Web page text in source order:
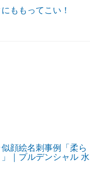
ももってこい！
顔絵名刺事例「柔ら
｜プルデンシャル 水